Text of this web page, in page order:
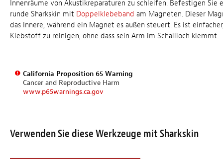
Innenräume von Akustikreparaturen zu schleifen. Befestigen Sie
runde Sharkskin mit Doppelklebeband am Magneten. Dieser
das Innere, während ein Magnet es außen steuert. Es ist
Klebstoff zu reinigen, ohne dass sein Arm im Schallloch klemmt.
California Proposition 65 Warning
Cancer and Reproductive Harm
www.p65warnings.ca.gov
Verwenden Sie diese Werkzeuge mit Sharkskin